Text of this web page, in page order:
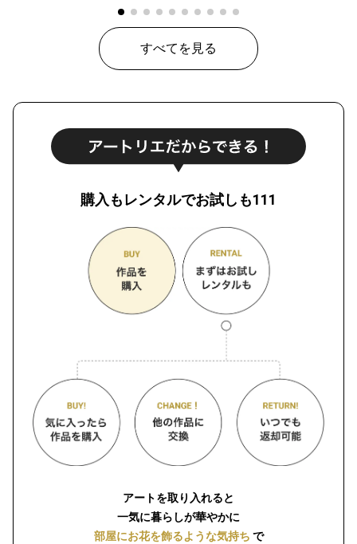
すべてを見る
購入もレンタルでお試しも111
アートを取り入れると
一気に暮らしが華やかに
部屋にお花を飾るような気持ち で